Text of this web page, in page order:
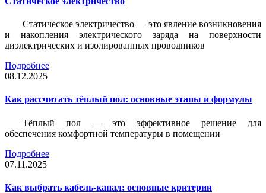
Статическое электричество — это явление возникновения
и накопления электрического заряда на поверхности
диэлектрических и изолированных проводников
Подробнее
08.12.2025
Как рассчитать тёплый пол: основные этапы и формулы
Тёплый пол — это эффективное решение для
обеспечения комфортной температуры в помещении
Подробнее
07.11.2025
Как выбрать кабель-канал: основные критерии